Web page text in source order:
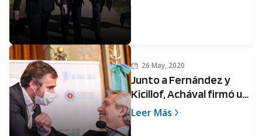
26 May, 2020
Junto a Fernández y
Kicillof, Achával firmó un
convenio para realizar
Leer Más